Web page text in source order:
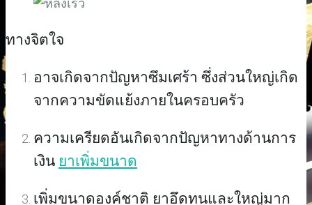
ทางจิตใจ
อาจเกิดจากปัญหาซึมเศร้า ซึ่งส่วนใหญ่เกิด
จากความขัดแย้งภายในครอบครัว
ความเครียดอันเกิดจากปัญหาทางด้านการ
เงิน ยาเพิ่มขนาด
เพิ่มขนาดองค์ชาติ ยาอึดทนและใหญ่มาก